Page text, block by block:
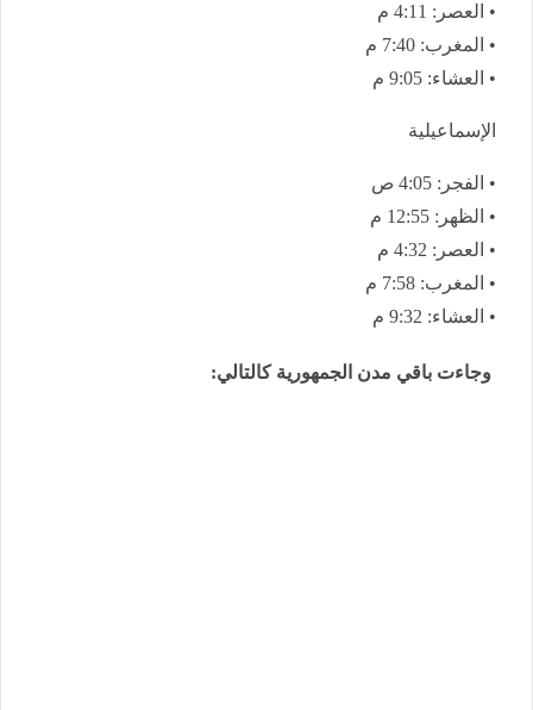
• العصر: 4:11 م
• المغرب: 7:40 م
• العشاء: 9:05 م
الإسماعيلية
• الفجر: 4:05 ص
• الظهر: 12:55 م
• العصر: 4:32 م
• المغرب: 7:58 م
• العشاء: 9:32 م
وجاءت باقي مدن الجمهورية كالتالي: